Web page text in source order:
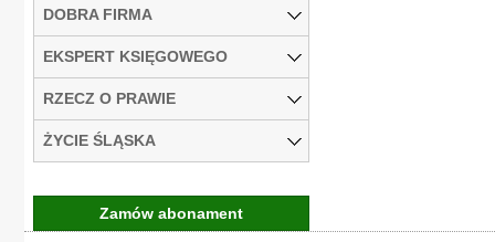
DOBRA FIRMA
EKSPERT KSIĘGOWEGO
RZECZ O PRAWIE
ŻYCIE ŚLĄSKA
Zamów abonament